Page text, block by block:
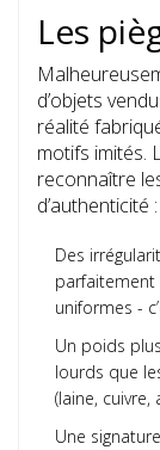
Les
d’objets
réalité
motifs imités.
reconnaître
d’authenticité :
Des
parfaitement
uniformes -
Un poids
lourds que
(laine, cuivre,
Une